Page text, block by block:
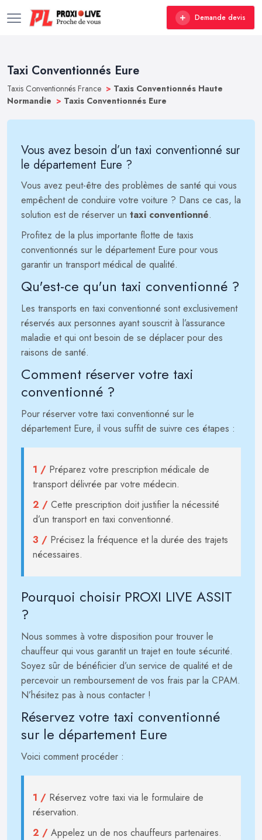
Demande devis
Taxi Conventionnés Eure
Taxis Conventionnés France > Taxis Conventionnés Haute
Normandie > Taxis Conventionnés Eure
Vous avez besoin d’un taxi conventionné sur
le département Eure ?
Vous avez peut-être des problèmes de santé qui vous
empêchent de conduire votre voiture ? Dans ce cas, la
solution est de réserver un taxi conventionné.
Profitez de la plus importante flotte de taxis
conventionnés sur le département Eure pour vous
garantir un transport médical de qualité.
Qu'est-ce qu'un taxi conventionné ?
Les transports en taxi conventionné sont exclusivement
réservés aux personnes ayant souscrit à l’assurance
maladie et qui ont besoin de se déplacer pour des
raisons de santé.
Comment réserver votre taxi
conventionné ?
Pour réserver votre taxi conventionné sur le
département Eure, il vous suffit de suivre ces étapes :
1 / Préparez votre prescription médicale de
transport délivrée par votre médecin.
2 / Cette prescription doit justifier la nécessité
d’un transport en taxi conventionné.
3 / Précisez la fréquence et la durée des trajets
nécessaires.
Pourquoi choisir PROXI LIVE ASSIT
?
Nous sommes à votre disposition pour trouver le
chauffeur qui vous garantit un trajet en toute sécurité.
Soyez sûr de bénéficier d’un service de qualité et de
percevoir un remboursement de vos frais par la CPAM.
N’hésitez pas à nous contacter !
Réservez votre taxi conventionné
sur le département Eure
Voici comment procéder :
1 / Réservez votre taxi via le formulaire de
réservation.
2 / Appelez un de nos chauffeurs partenaires.